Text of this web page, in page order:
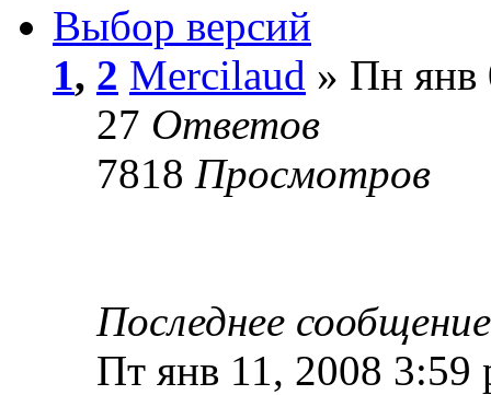
Выбор версий
1, 2 Mercilaud » Пн янв
27 Ответов
7818 Просмотров
Последнее
Пт янв 11, 2008 3:59